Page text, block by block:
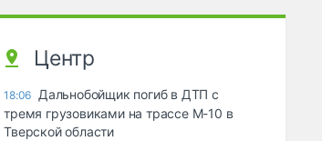
Центр
18:06 Дальнобойщик погиб в ДТП с
тремя грузовиками на трассе М-10 в
Тверской области